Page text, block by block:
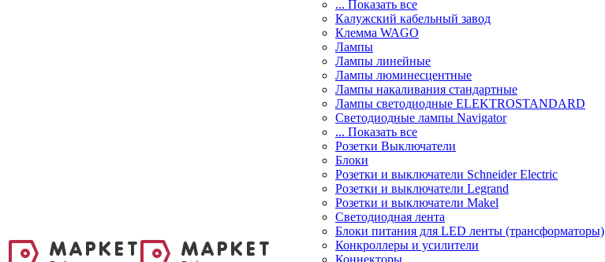
... Показать все
Калужский кабельный завод
Клемма WAGO
Лампы
Лампы линейные
Лампы люминесцентные
Лампы накаливания стандартные
Лампы светодиодные ELEKTROSTANDARD
Светодиодные лампы Navigator
... Показать все
Розетки Выключатели
Блоки
Розетки и выключатели Schneider Electric
Розетки и выключатели Legrand
Розетки и выключатели Makel
Светодиодная лента
Блоки питания для LED ленты (трансформаторы)
Конкроллеры и усилители
Коннекторы